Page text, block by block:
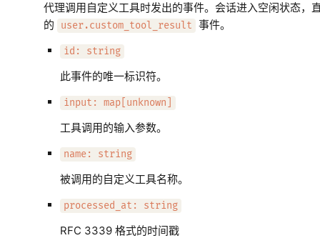
代理调用自定义工具时发出的事件。会话进入空闲状态，
的
user.custom_tool_result 事件。
id: string
此事件的唯一标识符。
input: map[unknown]
工具调用的输入参数。
name: string
被调用的自定义工具名称。
processed_at: string
RFC 3339 格式的时间戳